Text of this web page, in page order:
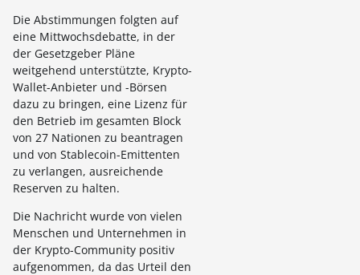
Die Abstimmungen folgten auf
eine Mittwochsdebatte, in der
der Gesetzgeber Pläne
weitgehend unterstützte, Krypto-
Wallet-Anbieter und -Börsen
dazu zu bringen, eine Lizenz für
den Betrieb im gesamten Block
von 27 Nationen zu beantragen
und von Stablecoin-Emittenten
zu verlangen, ausreichende
Reserven zu halten.
Die Nachricht wurde von vielen
Menschen und Unternehmen in
der Krypto-Community positiv
aufgenommen, da das Urteil den